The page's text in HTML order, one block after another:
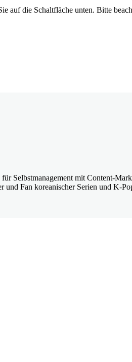
auf die Schaltfläche unten. Bitte
Selbstmanagement mit Content-
Fan koreanischer Serien und K-